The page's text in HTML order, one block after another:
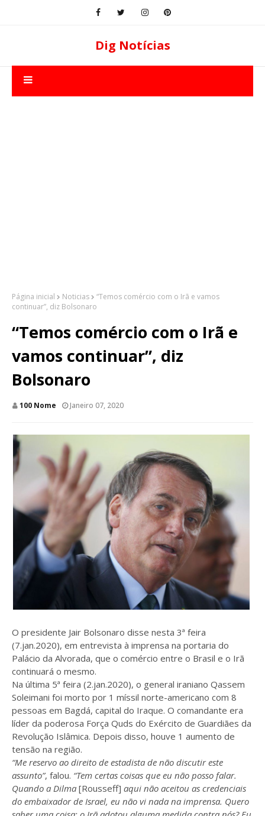
Dig Notícias
Página inicial Noticias
“Temos comércio com o Irã e vamos
continuar”, diz Bolsonaro
“Temos comércio com o Irã e
vamos continuar”, diz
Bolsonaro
100 Nome Janeiro 07, 2020
O presidente Jair Bolsonaro disse nesta 3ª feira
(7.jan.2020), em entrevista à imprensa na portaria do
Palácio da Alvorada, que o comércio entre o Brasil e o Irã
continuará o mesmo.
Na última 5ª feira (2.jan.2020), o general iraniano Qassem
Soleimani foi morto por 1 míssil norte-americano com 8
pessoas em Bagdá, capital do Iraque. O comandante era
líder da poderosa Força Quds do Exército de Guardiães da
Revolução Islâmica. Depois disso, houve 1 aumento de
tensão na região.
“Me reservo ao direito de estadista de não discutir este
assunto”, falou. “Tem certas coisas que eu não posso falar.
Quando a Dilma [Rousseff] aqui não aceitou as credenciais
do embaixador de Israel, eu não vi nada na imprensa. Quero